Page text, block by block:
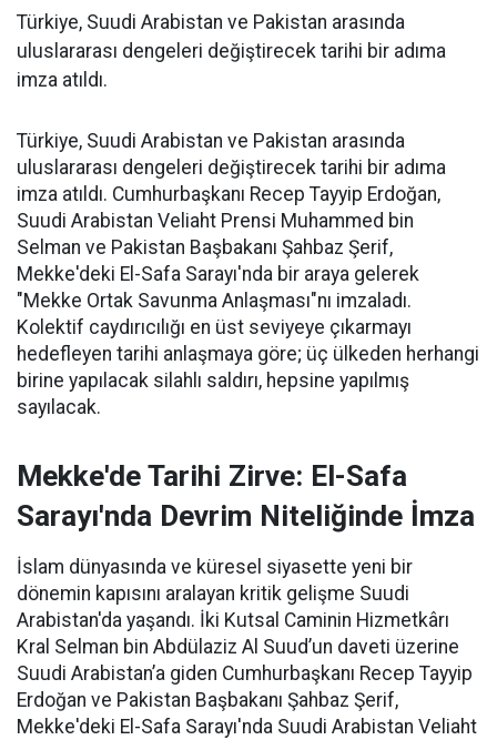
Türkiye, Suudi Arabistan ve Pakistan arasında
uluslararası dengeleri değiştirecek tarihi bir adıma
imza atıldı.
Türkiye, Suudi Arabistan ve Pakistan arasında
uluslararası dengeleri değiştirecek tarihi bir adıma
imza atıldı. Cumhurbaşkanı Recep Tayyip Erdoğan,
Suudi Arabistan Veliaht Prensi Muhammed bin
Selman ve Pakistan Başbakanı Şahbaz Şerif,
Mekke'deki El-Safa Sarayı'nda bir araya gelerek
"Mekke Ortak Savunma Anlaşması"nı imzaladı.
Kolektif caydırıcılığı en üst seviyeye çıkarmayı
hedefleyen tarihi anlaşmaya göre; üç ülkeden herhangi
birine yapılacak silahlı saldırı, hepsine yapılmış
sayılacak.
Mekke'de Tarihi Zirve: El-Safa
Sarayı'nda Devrim Niteliğinde İmza
İslam dünyasında ve küresel siyasette yeni bir
dönemin kapısını aralayan kritik gelişme Suudi
Arabistan'da yaşandı. İki Kutsal Caminin Hizmetkârı
Kral Selman bin Abdülaziz Al Suud’un daveti üzerine
Suudi Arabistan’a giden Cumhurbaşkanı Recep Tayyip
Erdoğan ve Pakistan Başbakanı Şahbaz Şerif,
Mekke'deki El-Safa Sarayı'nda Suudi Arabistan Veliaht